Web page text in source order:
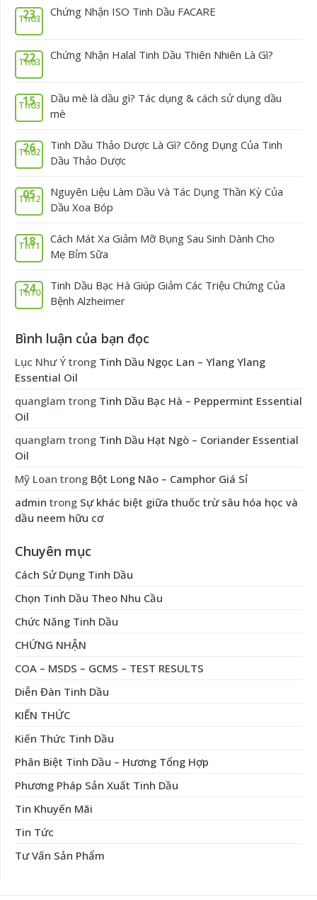
23
Th03 Chứng Nhận ISO Tinh Dầu FACARE
22
Th03 Chứng Nhận Halal Tinh Dầu Thiên Nhiên Là Gì?
15
Th03
Dầu mè là dầu gì? Tác dụng & cách sử dụng dầu
mè
26
Th02
Tinh Dầu Thảo Dược Là Gì? Công Dụng Của Tinh
Dầu Thảo Dược
05
Th12
Nguyên Liệu Làm Dầu Và Tác Dụng Thần Kỳ Của
Dầu Xoa Bóp
18
Th11
Cách Mát Xa Giảm Mỡ Bụng Sau Sinh Dành Cho
Mẹ Bỉm Sữa
24
Th10
Tinh Dầu Bạc Hà Giúp Giảm Các Triệu Chứng Của
Bệnh Alzheimer
Bình luận của bạn đọc
Lục Như Ý trong Tinh Dầu Ngọc Lan – Ylang Ylang
Essential Oil
quanglam trong Tinh Dầu Bạc Hà – Peppermint Essential
Oil
quanglam trong Tinh Dầu Hạt Ngò – Coriander Essential
Oil
Mỹ Loan trong Bột Long Não – Camphor Giá Sỉ
admin trong Sự khác biệt giữa thuốc trừ sâu hóa học và
dầu neem hữu cơ
Chuyên mục
Cách Sử Dụng Tinh Dầu
Chọn Tinh Dầu Theo Nhu Cầu
Chức Năng Tinh Dầu
CHỨNG NHẬN
COA – MSDS – GCMS – TEST RESULTS
Diễn Đàn Tinh Dầu
KIẾN THỨC
Kiến Thức Tinh Dầu
Phân Biệt Tinh Dầu – Hương Tổng Hợp
Phương Pháp Sản Xuất Tinh Dầu
Tin Khuyến Mãi
Tin Tức
Tư Vấn Sản Phẩm